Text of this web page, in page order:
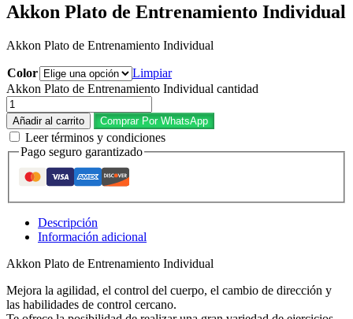
Akkon Plato de Entrenamiento Individual
Akkon Plato de Entrenamiento Individual
Color
Limpiar
Akkon Plato de Entrenamiento Individual cantidad
Añadir al carrito Comprar Por WhatsApp
Leer términos y condiciones
Pago seguro garantizado
Descripción
Información adicional
Akkon Plato de Entrenamiento Individual
Mejora la agilidad, el control del cuerpo, el cambio de dirección y
las habilidades de control cercano.